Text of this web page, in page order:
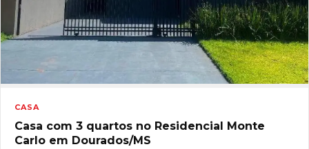
CASA
Casa com 3 quartos no Residencial Monte
Carlo em Dourados/MS